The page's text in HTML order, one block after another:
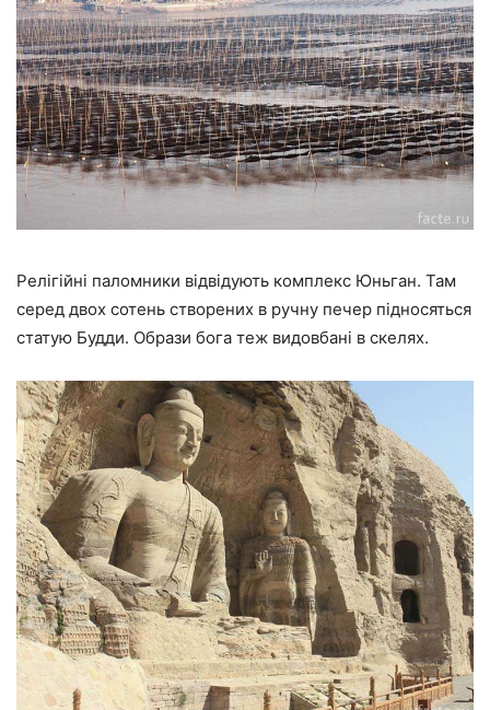
Релігійні паломники відвідують комплекс Юньган. Там
серед двох сотень створених в ручну печер підносяться
статую Будди. Образи бога теж видовбані в скелях.